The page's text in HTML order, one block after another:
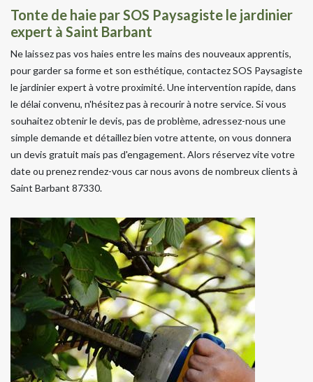
Tonte de haie par SOS Paysagiste le jardinier
expert à Saint Barbant
Ne laissez pas vos haies entre les mains des nouveaux apprentis,
pour garder sa forme et son esthétique, contactez SOS Paysagiste
le jardinier expert à votre proximité. Une intervention rapide, dans
le délai convenu, n'hésitez pas à recourir à notre service. Si vous
souhaitez obtenir le devis, pas de problème, adressez-nous une
simple demande et détaillez bien votre attente, on vous donnera
un devis gratuit mais pas d'engagement. Alors réservez vite votre
date ou prenez rendez-vous car nous avons de nombreux clients à
Saint Barbant 87330.